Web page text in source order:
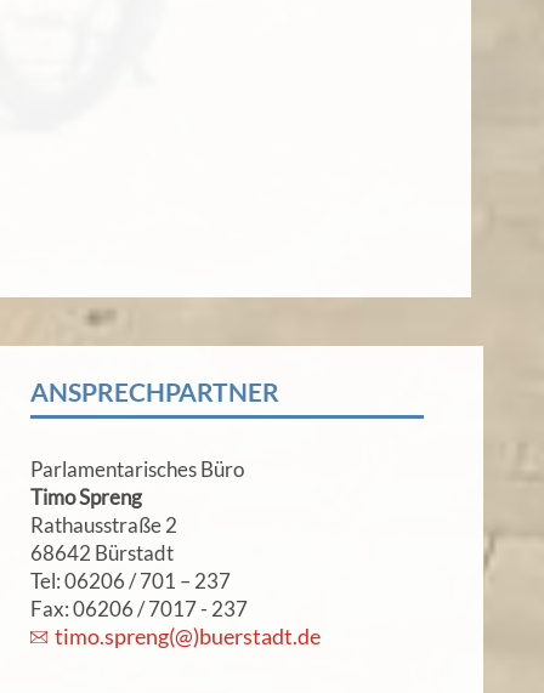
ANSPRECHPARTNER
Parlamentarisches Büro
Timo Spreng
Rathausstraße 2
68642 Bürstadt
Tel: 06206 / 701 – 237
Fax: 06206 / 7017 - 237
timo.spreng(@)buerstadt.de